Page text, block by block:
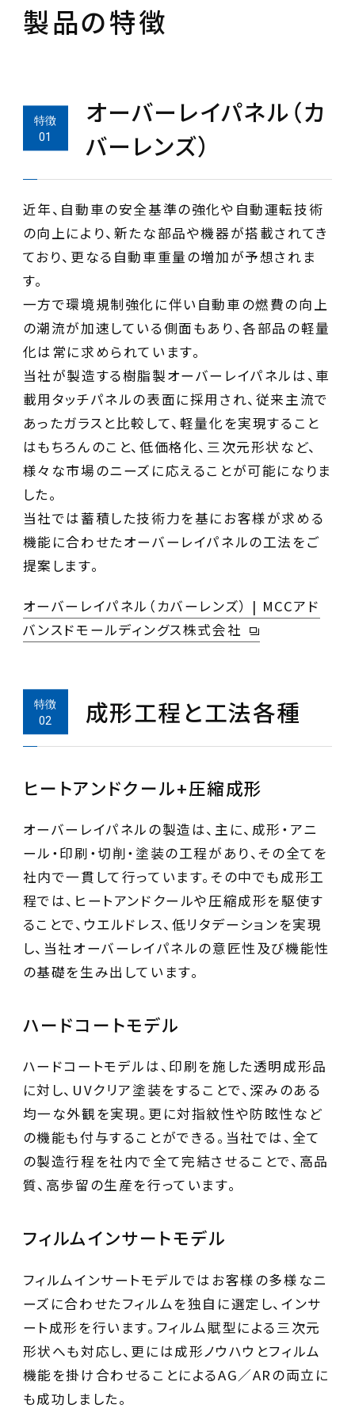
製品の特徴
オーバーレイパネル（カ
バーレンズ）
近年、自動車の安全基準の強化や自動運転技術
の向上により、新たな部品や機器が搭載されてき
ており、更なる自動車重量の増加が予想されま
す。
一方で環境規制強化に伴い自動車の燃費の向上
の潮流が加速している側面もあり、各部品の軽量
化は常に求められています。
当社が製造する樹脂製オーバーレイパネルは、車
載用タッチパネルの表面に採用され、従来主流で
あったガラスと比較して、軽量化を実現すること
はもちろんのこと、低価格化、三次元形状など、
様々な市場のニーズに応えることが可能になりま
した。
当社では蓄積した技術力を基にお客様が求める
機能に合わせたオーバーレイパネルの工法をご
提案します。
オーバーレイパネル（カバーレンズ） | MCCアド
バンスドモールディングス株式会社
成形工程と工法各種
ヒートアンドクール+圧縮成形
オーバーレイパネルの製造は、主に、成形・アニ
ール・印刷・切削・塗装の工程があり、その全てを
社内で一貫して行っています。その中でも成形工
程では、ヒートアンドクールや圧縮成形を駆使す
ることで、ウエルドレス、低リタデーションを実現
し、当社オーバーレイパネルの意匠性及び機能性
の基礎を生み出しています。
ハードコートモデル
ハードコートモデルは、印刷を施した透明成形品
に対し、UVクリア塗装をすることで、深みのある
均一な外観を実現。更に対指紋性や防眩性など
の機能も付与することができる。当社では、全て
の製造行程を社内で全て完結させることで、高品
質、高歩留の生産を行っています。
フィルムインサートモデル
フィルムインサートモデルではお客様の多様なニ
ーズに合わせたフィルムを独自に選定し、インサ
ート成形を行います。フィルム賦型による三次元
形状へも対応し、更には成形ノウハウとフィルム
機能を掛け合わせることによるAG／ARの両立に
も成功しました。